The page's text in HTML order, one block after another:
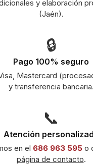
y elaboración
(Jaén).
🔒
Pago 100% seguro
Mastercard
y transferencia bancaria.
📞
Atención
en el 686 963 595 o
página de contacto.